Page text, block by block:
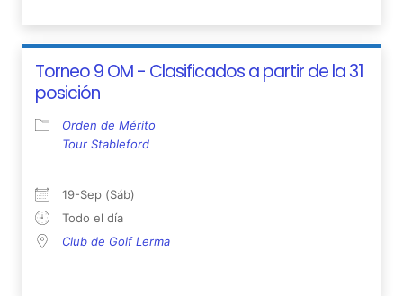
Torneo 9 OM - Clasificados a partir de la 31
posición
Orden de Mérito
Tour Stableford
19-Sep (Sáb)
Todo el día
Club de Golf Lerma